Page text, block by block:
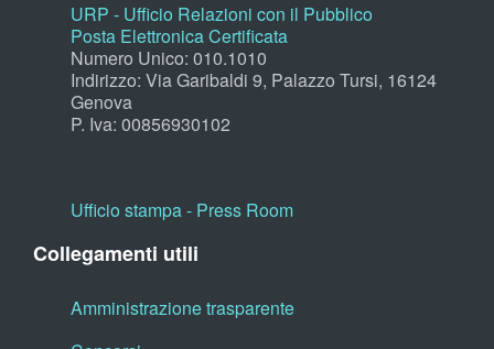
URP - Ufficio Relazioni con il Pubblico
Posta Elettronica Certificata
Numero Unico: 010.1010
Indirizzo: Via Garibaldi 9, Palazzo Tursi, 16124
Genova
P. Iva: 00856930102
Ufficio stampa - Press Room
Collegamenti utili
Amministrazione trasparente